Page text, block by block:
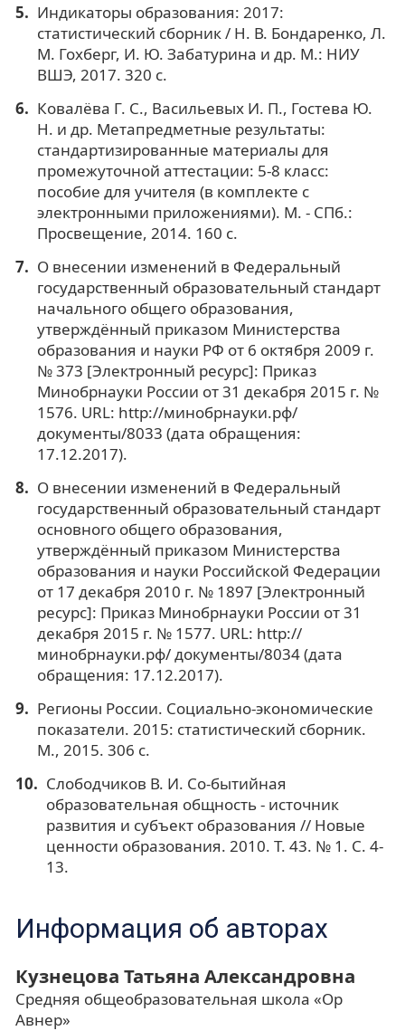
Индикаторы образования: 2017:
статистический сборник / Н. В. Бондаренко, Л.
М. Гохберг, И. Ю. Забатурина и др. М.: НИУ
ВШЭ, 2017. 320 с.
Ковалёва Г. С., Васильевых И. П., Гостева Ю.
Н. и др. Метапредметные результаты:
стандартизированные материалы для
промежуточной аттестации: 5-8 класс:
пособие для учителя (в комплекте с
электронными приложениями). М. - СПб.:
Просвещение, 2014. 160 с.
О внесении изменений в Федеральный
государственный образовательный стандарт
начального общего образования,
утверждённый приказом Министерства
образования и науки РФ от 6 октября 2009 г.
№ 373 [Электронный ресурс]: Приказ
Минобрнауки России от 31 декабря 2015 г. №
1576. URL: http://минобрнауки.рф/
документы/8033 (дата обращения:
17.12.2017).
О внесении изменений в Федеральный
государственный образовательный стандарт
основного общего образования,
утверждённый приказом Министерства
образования и науки Российской Федерации
от 17 декабря 2010 г. № 1897 [Электронный
ресурс]: Приказ Минобрнауки России от 31
декабря 2015 г. № 1577. URL: http://
минобрнауки.рф/ документы/8034 (дата
обращения: 17.12.2017).
Регионы России. Социально-экономические
показатели. 2015: статистический сборник.
М., 2015. 306 с.
Слободчиков В. И. Со-бытийная
образовательная общность - источник
развития и субъект образования // Новые
ценности образования. 2010. Т. 43. № 1. С. 4-
13.
Информация об авторах
Кузнецова Татьяна Александровна
Средняя общеобразовательная школа «Ор
Авнер»